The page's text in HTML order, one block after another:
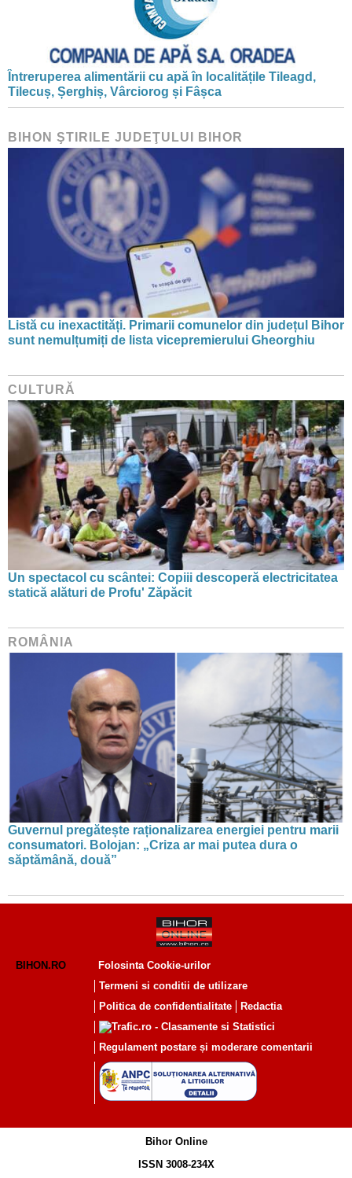
Întreruperea alimentării cu apă în localitățile Tileagd,
Tilecuș, Șerghiș, Vârciorog și Fâșca
BIHON ŞTIRILE JUDEŢULUI BIHOR
Listă cu inexactități. Primarii comunelor din județul Bihor
sunt nemulțumiți de lista vicepremierului Gheorghiu
CULTURĂ
Un spectacol cu scântei: Copiii descoperă electricitatea
statică alături de Profu' Zăpăcit
ROMÂNIA
Guvernul pregătește raționalizarea energiei pentru marii
consumatori. Bolojan: „Criza ar mai putea dura o
săptămână, două”
BIHON.RO
Folosinta Cookie-urilor
Termeni si conditii de utilizare
Politica de confidentialitate
Redactia
Regulament postare și moderare comentarii
Bihor Online
ISSN 3008-234X